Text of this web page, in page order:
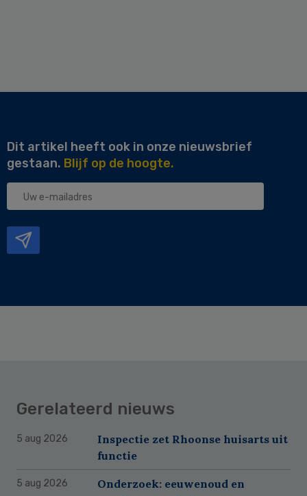
Dit artikel heeft ook in onze nieuwsbrief
gestaan. Blijf op de hoogte.
Uw
Gerelateerd nieuws
5 aug 2026
Inspectie zet Rhoonse huisarts uit
functie
5 aug 2026
Onderzoek: eeuwenoud en